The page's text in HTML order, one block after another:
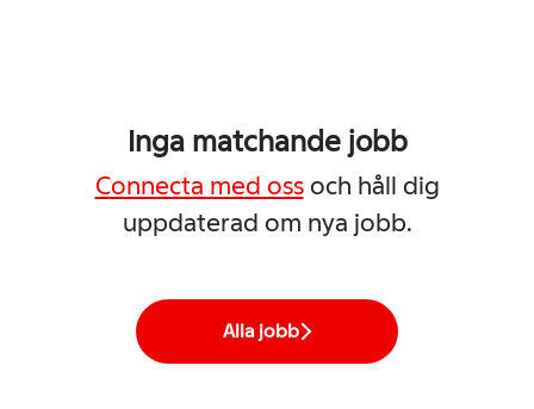
Inga matchande jobb
Connecta med ossoch håll dig
uppdaterad om nya jobb.
Alla jobb